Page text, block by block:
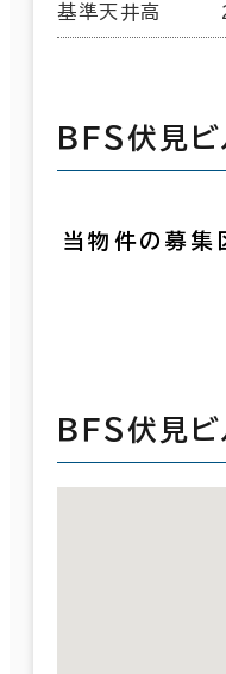
基準天井高
ＢＦＳ伏見
当物件の募集
ＢＦＳ伏見